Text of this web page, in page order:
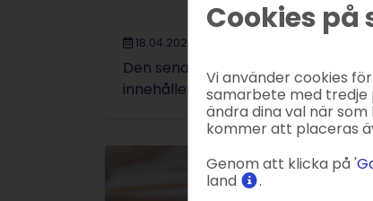
18.04.2024
Den senaste versionen av
innehåller flera förbättringar och
Cookies på
Vi använder cookies
samarbete med tredje
ändra dina val när
kommer att placeras
Genom att klicka på '
land
.